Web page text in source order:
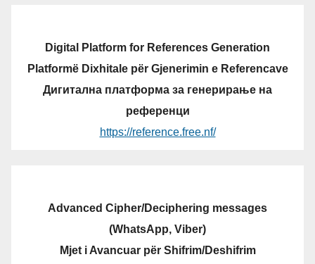
Digital Platform for References Generation
Platformë Dixhitale për Gjenerimin e Referencave
Дигитална платформа за генерирање на
референци
https://reference.free.nf/
Advanced Cipher/Deciphering messages
(WhatsApp, Viber)
Mjet i Avancuar për Shifrim/Deshifrim